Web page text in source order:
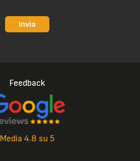
Invia
Feedback
Media 4.8 su 5